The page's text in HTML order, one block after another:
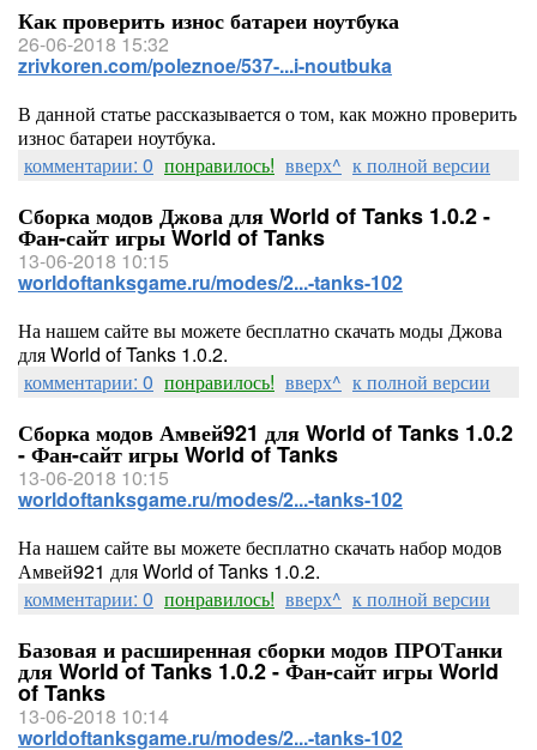
Как проверить износ батареи ноутбука
26-06-2018 15:32
zrivkoren.com/poleznoe/537-...i-noutbuka
В данной статье рассказывается о том, как можно проверить
износ батареи ноутбука.
комментарии: 0 понравилось! вверх^ к полной версии
Сборка модов Джова для World of Tanks 1.0.2 -
Фан-сайт игры World of Tanks
13-06-2018 10:15
worldoftanksgame.ru/modes/2...-tanks-102
На нашем сайте вы можете бесплатно скачать моды Джова
для World of Tanks 1.0.2.
комментарии: 0 понравилось! вверх^ к полной версии
Сборка модов Амвей921 для World of Tanks 1.0.2
- Фан-сайт игры World of Tanks
13-06-2018 10:15
worldoftanksgame.ru/modes/2...-tanks-102
На нашем сайте вы можете бесплатно скачать набор модов
Амвей921 для World of Tanks 1.0.2.
комментарии: 0 понравилось! вверх^ к полной версии
Базовая и расширенная сборки модов ПРОТанки
для World of Tanks 1.0.2 - Фан-сайт игры World
of Tanks
13-06-2018 10:14
worldoftanksgame.ru/modes/2...-tanks-102